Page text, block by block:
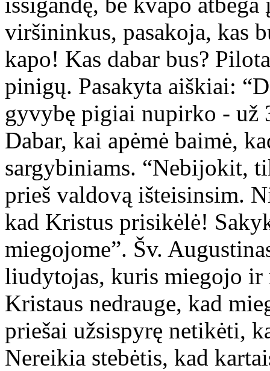
viršininkus, pasakoja, kas
kapo! Kas dabar bus?
pinigų. Pasakyta aiškiai:
gyvybę pigiai nupirko - už
Dabar, kai apėmė baimė,
sargybiniams. “Nebijokit,
prieš valdovą išteisinsim.
kad Kristus prisikėlė!
miegojome”. Šv.
liudytojas, kuris miegojo ir
Kristaus nedrauge, kad
priešai užsispyrę netikėti,
Nereikia stebėtis, kad